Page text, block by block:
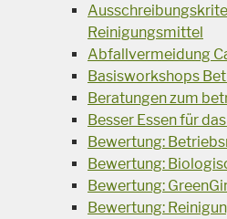
Reinigungsmittel
Abfallvermeidung
Basisworkshops
Beratungen zum
Besser Essen für
Bewertung:
Bewertung:
Bewertung:
Bewertung: